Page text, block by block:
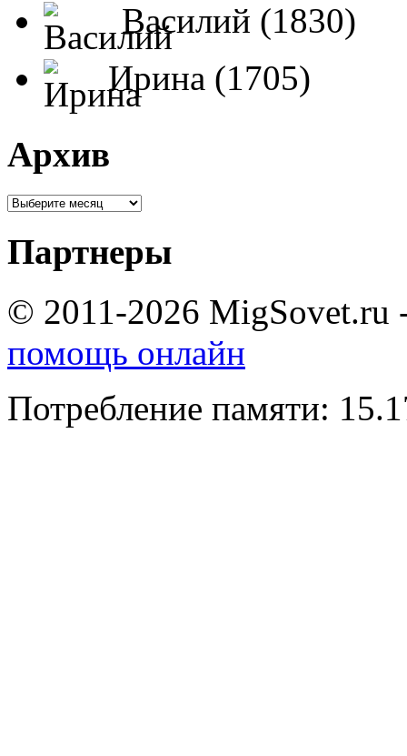
Василий (1830)
Ирина (1705)
Архив
Партнеры
© 2011-2026 MigSovet.ru
помощь онлайн
Потребление памяти: